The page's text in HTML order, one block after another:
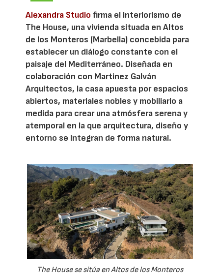
Alexandra Studio firma el interiorismo de
The House, una vivienda situada en Altos
de los Monteros (Marbella) concebida para
establecer un diálogo constante con el
paisaje del Mediterráneo. Diseñada en
colaboración con Martinez Galván
Arquitectos, la casa apuesta por espacios
abiertos, materiales nobles y mobiliario a
medida para crear una atmósfera serena y
atemporal en la que arquitectura, diseño y
entorno se integran de forma natural.
The House se sitúa en Altos de los Monteros